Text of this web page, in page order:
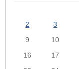
2
3
9
10
16
17